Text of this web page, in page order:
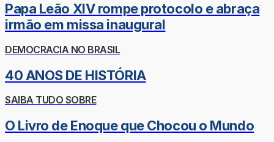
Papa Leão XIV rompe protocolo e abraça
irmão em missa inaugural
DEMOCRACIA NO BRASIL
40 ANOS DE HISTÓRIA
SAIBA TUDO SOBRE
O Livro de Enoque que Chocou o Mundo